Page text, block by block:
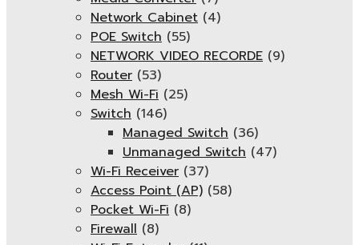
Network Cabinet (4)
POE Switch (55)
NETWORK VIDEO RECORDE (9)
Router (53)
Mesh Wi-Fi (25)
Switch (146)
Managed Switch (36)
Unmanaged Switch (47)
Wi-Fi Receiver (37)
Access Point (AP) (58)
Pocket Wi-Fi (8)
Firewall (8)